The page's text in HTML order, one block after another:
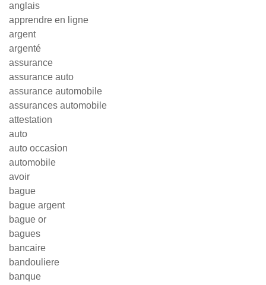
anglais
apprendre en ligne
argent
argenté
assurance
assurance auto
assurance automobile
assurances automobile
attestation
auto
auto occasion
automobile
avoir
bague
bague argent
bague or
bagues
bancaire
bandouliere
banque